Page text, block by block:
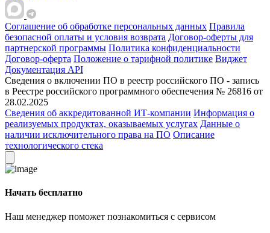
Соглашение об обработке персональных данных Правила
безопасной оплаты и условия возврата Договор-оферты для
партнерской программы Политика конфиденциальности
Договор-оферта Положение о тарифной политике Виджет
Документация API
Сведения о включении ПО в реестр российского ПО - запись
в Реестре российского программного обеспечения № 26816 от
28.02.2025
Сведения об аккредитованной ИТ-компании Информация о
реализуемых продуктах, оказываемых услугах Данные о
наличии исключительного права на ПО Описание
технологического стека
Начать бесплатно
Наш менеджер поможет познакомиться с сервисом